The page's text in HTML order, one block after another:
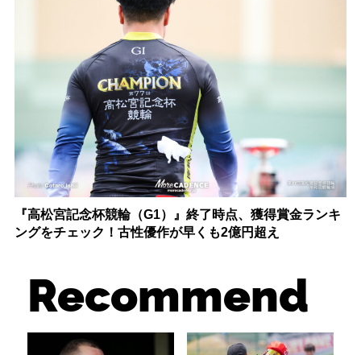
『高松宮記念杯競輪（G1）』終了時点、獲得賞金ランキ
ングをチェック！古性優作が早くも2億円超え
Recommend